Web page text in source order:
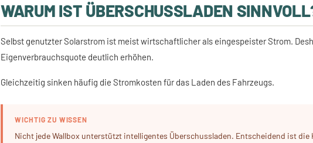
WARUM IST ÜBERSCHUSSLADEN
Selbst genutzter Solarstrom ist meist wirtschaftlicher als eingespeister Strom.
Eigenverbrauchsquote deutlich erhöhen.
Gleichzeitig sinken häufig die Stromkosten für das Laden des Fahrzeugs.
WICHTIG ZU WISSEN
Nicht jede Wallbox unterstützt intelligentes Überschussladen. Entscheidend ist